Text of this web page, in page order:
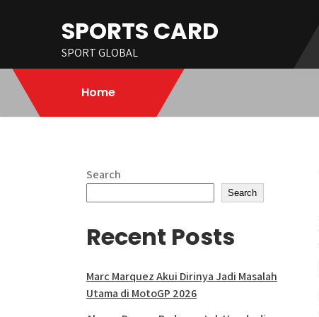
SPORTS CARD
SPORT GLOBAL
Home
Search
Search
Recent Posts
Marc Marquez Akui Dirinya Jadi Masalah
Utama di MotoGP 2026